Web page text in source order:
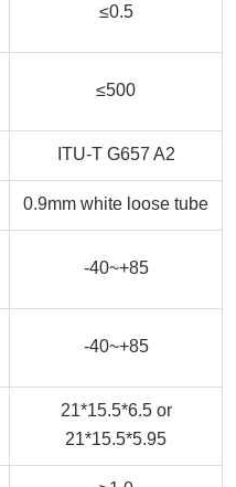
≤0.5
≤500
ITU-T G657 A2
0.9mm white loose tube
-40~+85
-40~+85
21*15.5*6.5 or
21*15.5*5.95